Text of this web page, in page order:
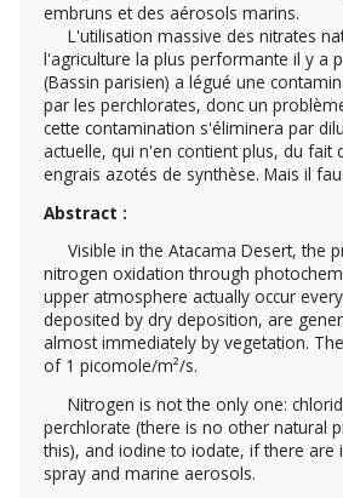
embruns et des aérosols marins.
L'utilisation massive des nitrates
l'agriculture la plus performante il y a
(Bassin parisien) a légué une
par les perchlorates, donc un
cette contamination s'éliminera par
actuelle, qui n'en contient plus, du fait
engrais azotés de synthèse. Mais il
Abstract :
Visible in the Atacama Desert, the
nitrogen oxidation through
upper atmosphere actually occur
deposited by dry deposition, are
almost immediately by vegetation.
of 1 picomole/m²/s.
Nitrogen is not the only one:
perchlorate (there is no other natural
this), and iodine to iodate, if there are
spray and marine aerosols.